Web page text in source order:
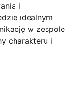
i
idealnym
w zespole
charakteru i